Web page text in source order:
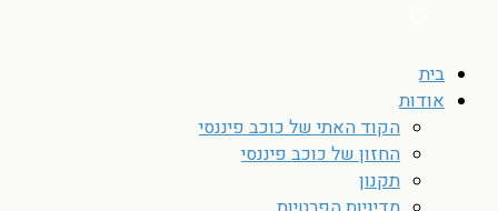
בית
אודות
הקוד האתי של כוכב פיננסי
החזון של כוכב פיננסי
תקנון